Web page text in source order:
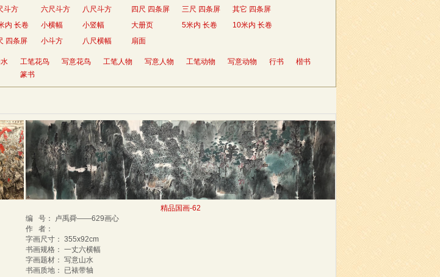
斗方 六尺斗方 八尺斗方 四尺 四条屏 三尺 四条屏
其它 四条屏
内 长卷 小横幅 小竖幅 大册页 5米内 长卷
10米内 长卷
四条屏 小斗方 八尺横幅 扇面
工笔花鸟 写意花鸟 工笔人物 写意人物 工笔动物 写意动物 行书
楷书
篆书
精品国画-62
编 号： 卢禹舜——629画心
作 者：
字画尺寸： 355x92cm
书画规格： 一丈六横幅
字画题材： 写意山水
书画质地： 已裱带轴